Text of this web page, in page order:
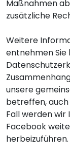
Maßnahmen ab,
zusätzliche
Weitere
entnehmen
unsere
betreffen, auch
Fall werden wir
Facebook
herbeizuführen.